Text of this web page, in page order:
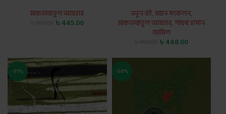
মাকতাবাতুল আযহার
৳445.00
নতুন বই,বয়ান সংকলন,
মাকতাবাতুল আযহার,শায়খ হাসান
জামিল
৳448.00
-51% -50%